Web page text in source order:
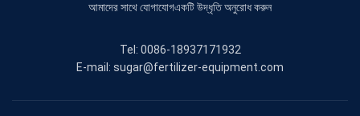
আমাদের সাথে যোগাযোগএকটি উদ্ধৃতি অনুরোধ করুন
Tel: 0086-18937171932
E-mail: sugar@fertilizer-equipment.com